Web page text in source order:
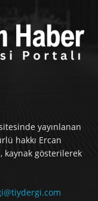
yayınlanan
hakkı Ercan
kaynak gösterilerek